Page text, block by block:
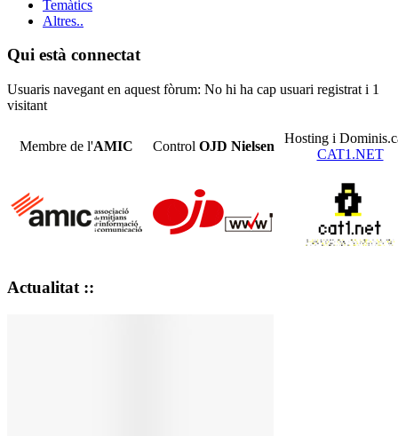
Temàtics
Altres..
Qui està connectat
Usuaris navegant en aquest fòrum: No hi ha cap usuari registrat i 1
visitant
Membre de l'AMIC Control OJD Nielsen
Hosting i
CAT1.NET
Actualitat ::